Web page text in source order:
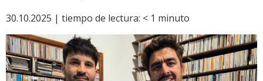
30.10.2025 | tiempo de lectura: < 1 minuto